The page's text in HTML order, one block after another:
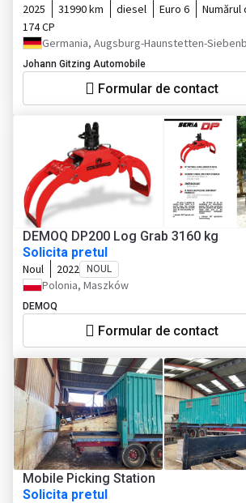
2025 31990 km diesel Euro 6 Numărul
174 CP
Germania, Augsburg-Haunstetten-
Johann Gitzing Automobile
Formular de contact
DEMOQ DP200 Log Grab 3160 kg
Solicita pretul
Noul 2022 NOUL
Polonia, Maszków
DEMOQ
Formular de contact
Mobile Picking Station
Solicita pretul